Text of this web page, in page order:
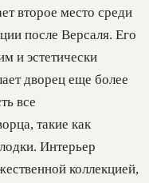
второе место среди
после Версаля. Его
и эстетически
дворец еще более
все
такие как
Интерьер
коллекцией,